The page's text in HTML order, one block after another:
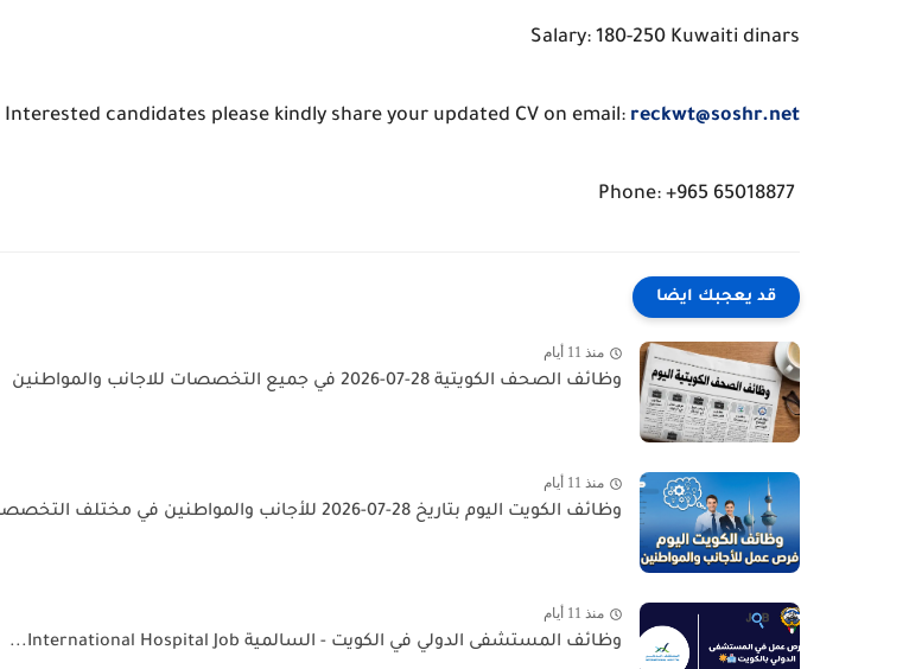
Salary: 180-250 Kuwaiti dinars
Interested candidates please kindly share your updated CV on email: reckwt@soshr.net
قد يعجبك ايضا
منذ 11 أيام
وظائف الصحف الكويتية 28-07-2026 في جميع التخصصات للاجانب والمواطنين
منذ 11 أيام
وظائف الكويت اليوم بتاريخ 28-07-2026 للأجانب والمواطنين في مختلف التخصصات
منذ 11 أيام
وظائف المستشفى الدولي في الكويت - السالمية International Hospital Job...